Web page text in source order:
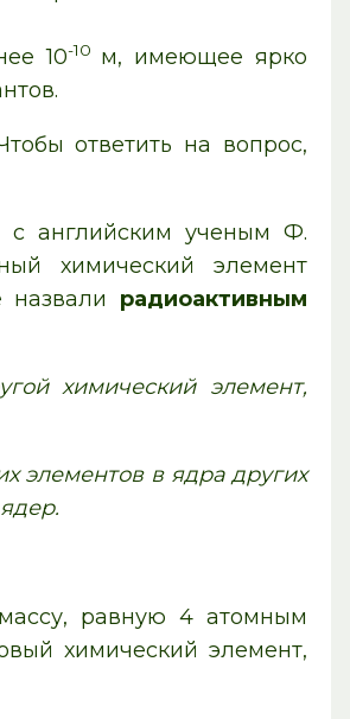
10-10 м, имеющее ярко
ответить на вопрос,
с английским ученым Ф.
химический элемент
назвали радиоактивным
химический элемент,
элементов в ядра других
равную 4 атомным
химический элемент,